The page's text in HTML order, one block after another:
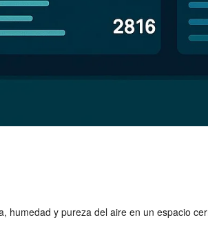
humedad y pureza del aire en un espacio